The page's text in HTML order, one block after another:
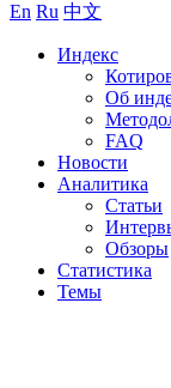
En Ru 中文
Индекс
Об
FAQ
Новости
Аналитика
Статьи
Обзоры
Статистика
Темы